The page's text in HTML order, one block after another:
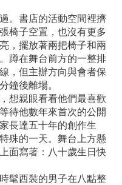
書店的活動空間裡擠
椅子空置，也沒有更多
，擺放著兩把椅子和兩
蹲在舞台前方的一整排
，但主辦方向與會者保
鐘後離場。
親眼看看他們最喜歡
待他數年來首次的公開
長達五十年的創作生
殊的一天。舞台上方懸
面寫著：八十歲生日快
西裝的男子在八點整